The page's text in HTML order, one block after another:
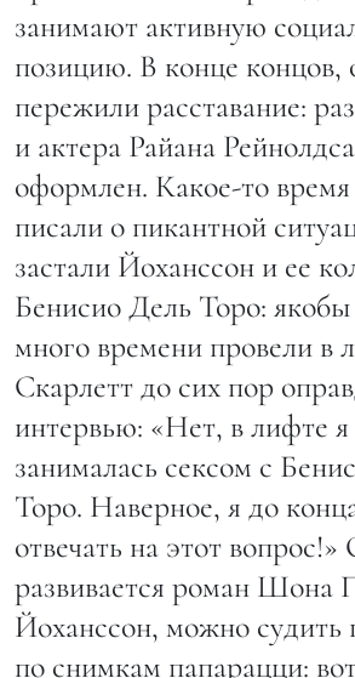
занимают активную
позицию. В конце концов,
пережили расставание:
и актера Райана
оформлен. Какое-то время
писали о пикантной
застали Йоханссон и ее
Бенисио Дель Торо:
много времени провели в
Скарлетт до сих пор
интервью: «Нет, в лифте я
занималась сексом с
Торо. Наверное, я до
отвечать на этот
развивается роман Шона
Йоханссон, можно судить
по снимкам папарацци: